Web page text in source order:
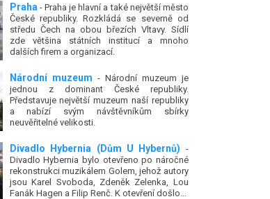
Praha - Praha je hlavní a také největší město
České republiky. Rozkládá se severně od
středu Čech na obou březích Vltavy. Sídlí
zde většina státních institucí a mnoho
dalších firem a organizací.
Národní muzeum - Národní muzeum je
jednou z dominant České republiky.
Představuje největší muzeum naší republiky
a nabízí svým návštěvníkům sbírky
neuvěřitelné velikosti.
Divadlo Hybernia (Dům U Hybernů) -
Divadlo Hybernia bylo otevřeno po náročné
rekonstrukci muzikálem Golem, jehož autory
jsou Karel Svoboda, Zdeněk Zelenka, Lou
Fanák Hagen a Filip Renč. K otevření došlo...